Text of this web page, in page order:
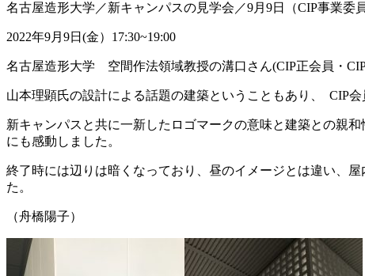
名古屋造形大学／新キャンパスの見学会／9月9日（CIP事業委
2022年9月9日(金）17:30~19:00
名古屋造形大学 空間作法領域教授の溝口さん(CIP正会員・
山本理顕氏の設計による話題の建築ということもあり、 CIP
新キャンパスと共に一新したロゴマークの意味と建築との親
にも感動しました。
終了時には辺りは暗くなっており、昼のイメージとは違い、
た。
（舟橋陽子）